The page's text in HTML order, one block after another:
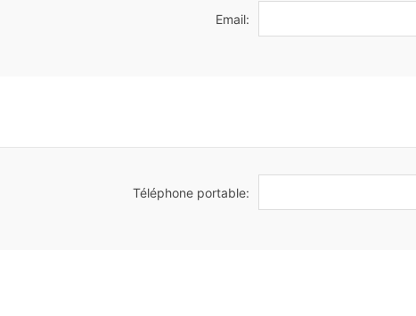
Email:
Téléphone portable: